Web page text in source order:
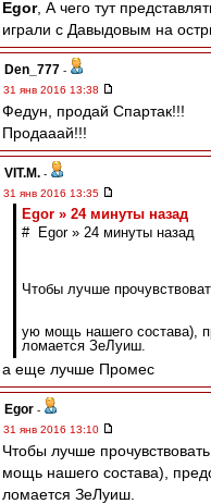
Egor, А чего тут
играли с Давыдовым на
Den_777 -
31 янв 2016 13:38
Федун, продай Спартак!!!
Продааай!!!
VIT.M. -
31 янв 2016 13:35
Egor » 24 минуты назад
# Egor » 24 минуты назад
Чтобы лучше
ую мощь нашего состава),
ломается ЗеЛуиш.
а еще лучше Промес
Egor -
31 янв 2016 13:10
Чтобы лучше
мощь нашего состава),
ломается ЗеЛуиш.